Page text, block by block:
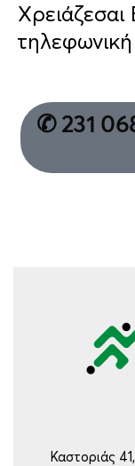
Χρειάζεσαι
✆ 231
Καστοριάς